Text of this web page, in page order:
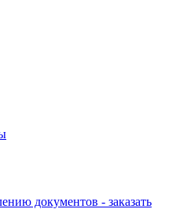
документов - заказать